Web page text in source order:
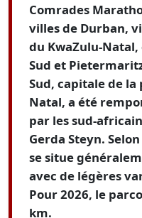
Comrades
villes de Durban,
du KwaZulu-Natal,
Sud et
Sud, capitale de
Natal, a été
par les sud-
Gerda Steyn.
se situe
avec de légères
Pour 2026, le
km.